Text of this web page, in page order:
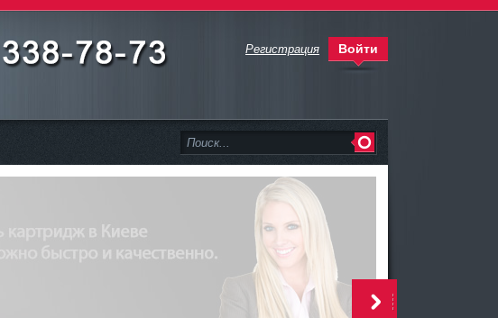
Регистрация Войти